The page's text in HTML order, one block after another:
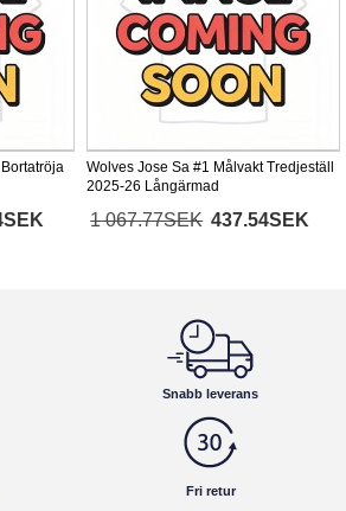
Wolves Jose Sa #1 Målvakt Tredjeställ
2025-26 Långärmad
1 067.77SEK 437.54SEK
Snabb leverans
Fri retur